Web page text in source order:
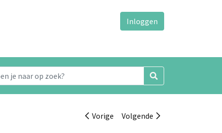
Inloggen
Vorige Volgende